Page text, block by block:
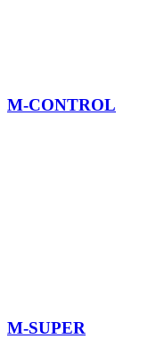
M-CONTROL
M-SUPER